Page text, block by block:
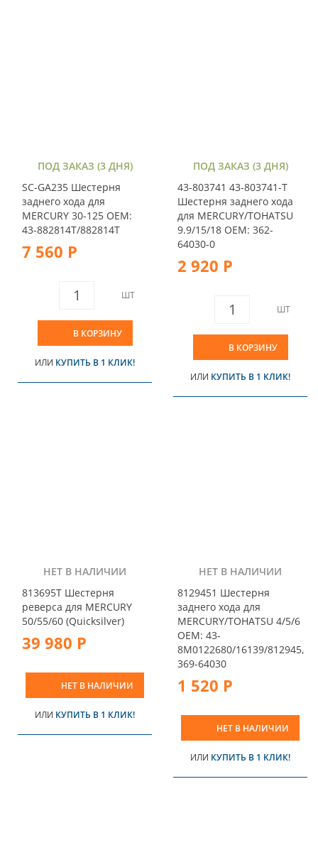
ПОД ЗАКАЗ (3 ДНЯ)
SC-GA235 Шестерня
заднего хода для
MERCURY 30-125 OEM:
43-882814T/882814T
7 560 Р
ШТ
В КОРЗИНУ
ИЛИ КУПИТЬ В 1 КЛИК!
ПОД ЗАКАЗ (3 ДНЯ)
43-803741 43-803741-T
Шестерня заднего хода
для MERCURY/TOHATSU
9.9/15/18 OEM: 362-
64030-0
2 920 Р
ШТ
В КОРЗИНУ
ИЛИ КУПИТЬ В 1 КЛИК!
НЕТ В НАЛИЧИИ
813695T Шестерня
реверса для MERCURY
50/55/60 (Quicksilver)
39 980 Р
НЕТ В НАЛИЧИИ
ИЛИ КУПИТЬ В 1 КЛИК!
НЕТ В НАЛИЧИИ
8129451 Шестерня
заднего хода для
MERCURY/ТOHATSU 4/5/6
OEM: 43-
8M0122680/16139/812945,
369-64030
1 520 Р
НЕТ В НАЛИЧИИ
ИЛИ КУПИТЬ В 1 КЛИК!